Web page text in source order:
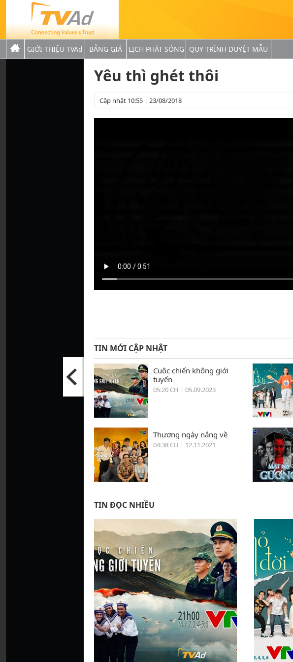
GIỚI THIỆU TVAd BẢNG GIÁ LỊCH PHÁT SÓNG QUY TRÌNH DUYỆT MẪU
Yêu thì ghét thôi
Cập nhật 10:55 | 23/08/2018
TIN MỚI CẬP NHẬT
Cuộc chiến không giới
tuyến
05:20 CH | 05.09.2023
Thương ngày nắng về
04:38 CH | 12.11.2021
TIN ĐỌC NHIỀU